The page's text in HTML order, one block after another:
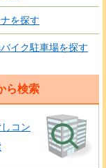
を探す
イク駐車場を探す
ら検索
コン